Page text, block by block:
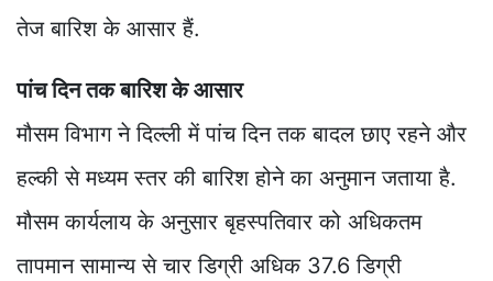
तेज बारिश के आसार हैं.
पांच दिन तक बारिश के आसार
मौसम विभाग ने दिल्ली में पांच दिन तक बादल छाए रहने और
हल्की से मध्यम स्तर की बारिश होने का अनुमान जताया है.
मौसम कार्यलाय के अनुसार बृहस्पतिवार को अधिकतम
तापमान सामान्य से चार डिग्री अधिक 37.6 डिग्री